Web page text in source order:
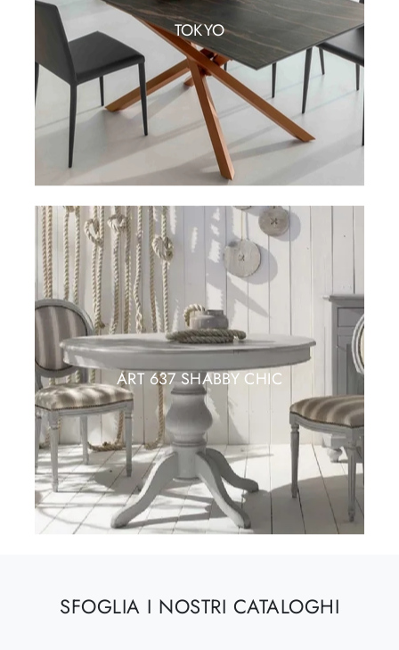
TOKYO
ART 637 SHABBY CHIC
SFOGLIA I NOSTRI CATALOGHI